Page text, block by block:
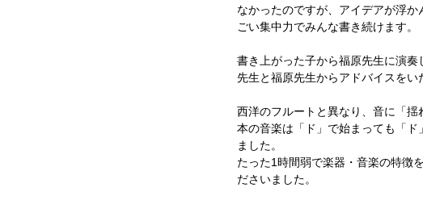
なかったのですが、アイデアが浮か
ごい集中力でみんな書き続けます。
書き上がった子から福原先生に演奏
先生と福原先生からアドバイスをい
西洋のフルートと異なり、音に「揺
本の音楽は「ド」で始まっても「
ました。
たった1時間弱で楽器・音楽の特徴
ださいました。